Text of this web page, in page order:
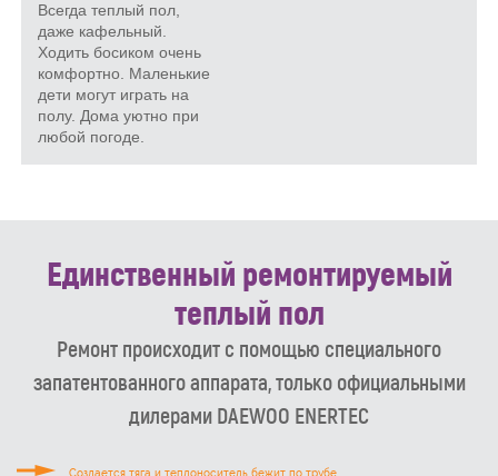
Всегда теплый пол,
даже кафельный.
Ходить босиком очень
комфортно. Маленькие
дети могут играть на
полу. Дома уютно при
любой погоде.
Единственный ремонтируемый
теплый пол
Ремонт происходит с помощью специального
запатентованного аппарата, только официальными
дилерами DAEWOO ENERTEC